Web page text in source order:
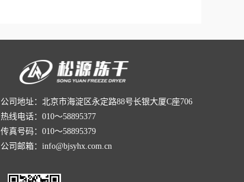
公司地址：北京市海淀区永定路88号长银大厦C座706
热线电话：010～58895377
传真号码：010～58895379
公司邮箱：info@bjsyhx.com.cn